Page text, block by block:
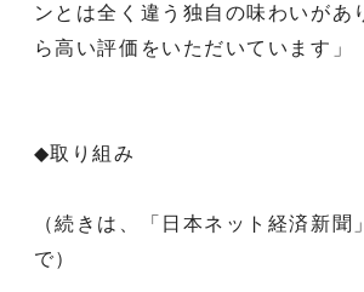
ンとは全く違う独自の味わいがあ
ら高い評価をいただいています」
◆取り組み
（続きは、「日本ネット経済新聞
で）